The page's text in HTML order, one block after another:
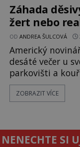
Záhada
žert nebo
ODANDREA ŠULCOVÁ
Americký
desáté večer u
parkovišti a
chystá se
mladí chlapci,
zeptá se
ZOBRAZIT VÍCE
NENECHTE SI